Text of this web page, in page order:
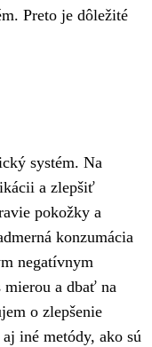
Preto je dôležité
systém. Na
a zlepšiť
pokožky a
konzumácia
negatívnym
a dbať na
o zlepšenie
iné metódy, ako sú